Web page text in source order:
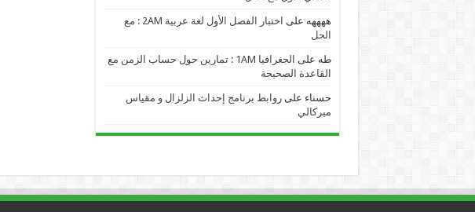
ههههه على
اختبار الفصل الأول لغة عربية 2AM : مع
الحل
طه على
الجغرافيا 1AM : تمارين حول حساب الزمن مع
القاعدة الصحيحة
حسناء علىروابط برنامج إحداث الزلزال و مقياس
ميركالي